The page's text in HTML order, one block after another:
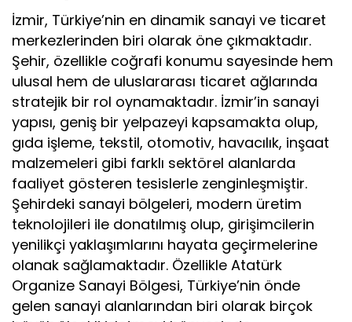
İzmir, Türkiye’nin en dinamik sanayi ve ticaret
merkezlerinden biri olarak öne çıkmaktadır.
Şehir, özellikle coğrafi konumu sayesinde hem
ulusal hem de uluslararası ticaret ağlarında
stratejik bir rol oynamaktadır. İzmir’in sanayi
yapısı, geniş bir yelpazeyi kapsamakta olup,
gıda işleme, tekstil, otomotiv, havacılık, inşaat
malzemeleri gibi farklı sektörel alanlarda
faaliyet gösteren tesislerle zenginleşmiştir.
Şehirdeki sanayi bölgeleri, modern üretim
teknolojileri ile donatılmış olup, girişimcilerin
yenilikçi yaklaşımlarını hayata geçirmelerine
olanak sağlamaktadır. Özellikle Atatürk
Organize Sanayi Bölgesi, Türkiye’nin önde
gelen sanayi alanlarından biri olarak birçok